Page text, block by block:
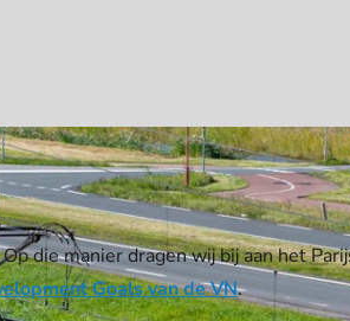
die manier dragen wij bij aan het
Goals van de VN.